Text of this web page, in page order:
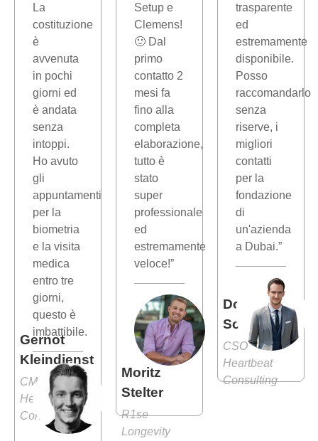
Gernot
Kleindienst
CMO
Heartbeat
Consulting
La
costituzione
è
avvenuta
in pochi
giorni ed
è andata
senza
intoppi.
Ho avuto
gli
appuntamenti
per la
biometria
e la visita
medica
entro tre
giorni,
questo è
imbattibile.
Moritz
Stelter
R1se
Longevity
Setup e
Clemens!
🙂 Dal
primo
contatto 2
mesi fa
fino alla
completa
elaborazione,
tutto è
stato
super
professionale
ed
estremamente
veloce!”
Dominik
Schlösser
CSO
Heartbeat
Consulting
trasparente
ed
estremamente
disponibile.
Posso
raccomandarlo
senza
riserve, i
migliori
contatti
per la
fondazione
di
un'azienda
a Dubai.”